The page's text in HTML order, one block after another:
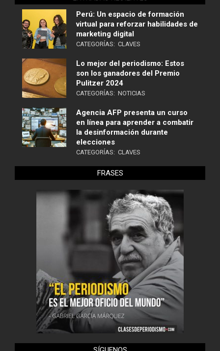
Perú: Un espacio de formación
virtual para reforzar habilidades de
marketing digital
CATEGORÍAS: CLAVES
Lo mejor del periodismo: Estos
son los ganadores del Premio
Pulitzer 2024
CATEGORÍAS: NOTICIAS
Agencia AFP presenta un curso
en línea para aprender a combatir
la desinformación durante
elecciones
CATEGORÍAS: CLAVES
FRASES